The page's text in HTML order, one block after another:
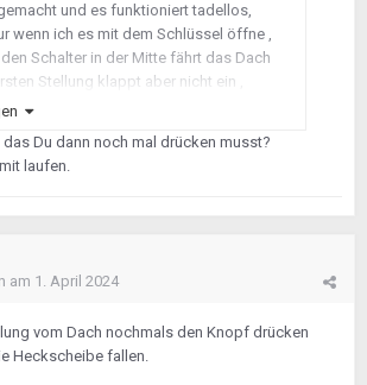
und es funktioniert tadellos,
wenn ich es mit dem Schlüssel öffne ,
Schalter in der Mitte fährt das Dach
Stellung klappt aber nicht ein ,
Schalter liegen ? Kann man den
Du dann noch mal drücken musst?
laufen.
am 1. April 2024
vom Dach nochmals den Knopf drücken
Heckscheibe fallen.